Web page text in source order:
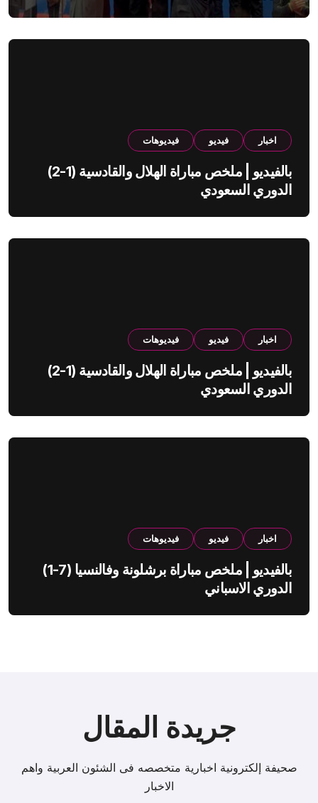
اخبار فيديو فيديوهات
بالفيديو | ملخص مباراة الهلال والقادسية (1-2)
الدوري السعودي
اخبار فيديو فيديوهات
بالفيديو | ملخص مباراة الهلال والقادسية (1-2)
الدوري السعودي
اخبار فيديو فيديوهات
بالفيديو | ملخص مباراة برشلونة وفالنسيا (7-1)
الدوري الاسباني
جريدة المقال
صحيفة إلكترونية اخبارية متخصصه فى الشئون العربية واهم
الاخبار